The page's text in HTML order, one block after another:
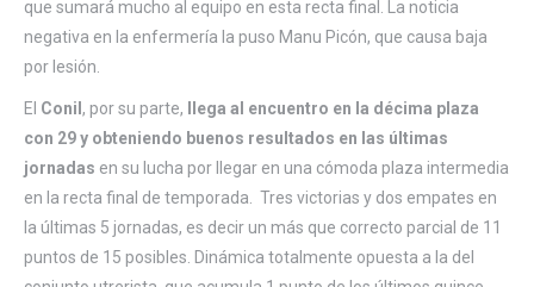
que sumará mucho al equipo en esta recta final. La noticia
negativa en la enfermería la puso Manu Picón, que causa baja
por lesión.
El Conil , por su parte,
llega al encuentro en la décima plaza
con 29 y obteniendo buenos resultados en las últimas
jornadas en su lucha por llegar en una cómoda plaza intermedia
en la recta final de temporada. Tres victorias y dos empates en
la últimas 5 jornadas, es decir un más que correcto parcial de 11
puntos de 15 posibles. Dinámica totalmente opuesta a la del